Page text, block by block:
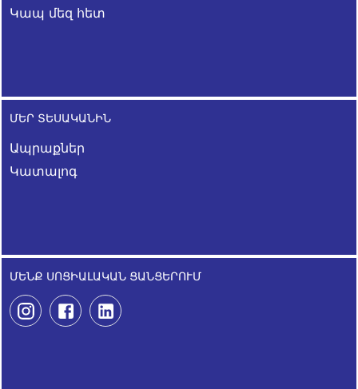
Կապ մեզ հետ
ՄԵՐ ՏԵՍԱԿԱՆԻՆ
Ապրաքներ
Կատալոգ
ՄԵՆՔ ՍՈՑԻԱԼԱԿԱՆ ՑԱՆՑԵՐՈՒՄ